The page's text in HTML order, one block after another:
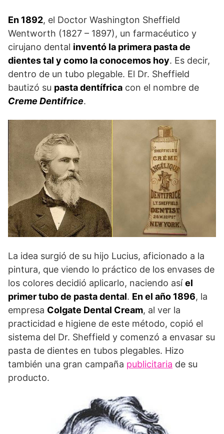
En 1892, el Doctor Washington Sheffield
Wentworth (1827 – 1897), un farmacéutico y
cirujano dental inventó la primera pasta de
dientes tal y como la conocemos hoy. Es decir,
dentro de un tubo plegable. El Dr. Sheffield
bautizó su pasta dentífrica con el nombre de
Creme Dentifrice.
La idea surgió de su hijo Lucius, aficionado a la
pintura, que viendo lo práctico de los envases de
los colores decidió aplicarlo, naciendo asíel
primer tubo de pasta dental. En el año 1896, la
empresa Colgate Dental Cream, al ver la
practicidad e higiene de este método, copió el
sistema del Dr. Sheffield y comenzó a envasar su
pasta de dientes en tubos plegables. Hizo
también una gran campaña publicitaria de su
producto.